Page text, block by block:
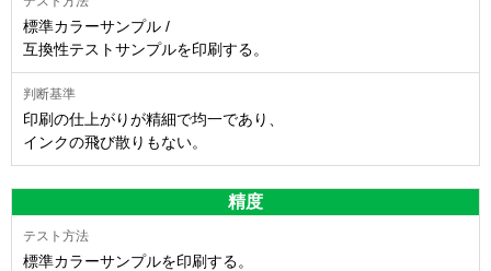
標準カラーサンプル /
互換性テストサンプルを印刷する。
印刷の仕上がりが精細で均一であり、
インクの飛び散りもない。
精度
標準カラーサンプルを印刷する。